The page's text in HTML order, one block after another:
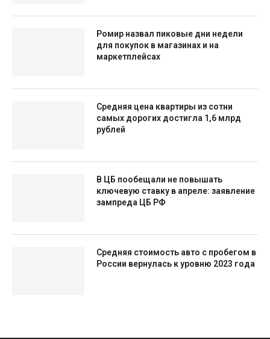
Ромир назвал пиковые дни недели
для покупок в магазинах и на
маркетплейсах
Средняя цена квартиры из сотни
самых дорогих достигла 1,6 млрд
рублей
В ЦБ пообещали не повышать
ключевую ставку в апреле: заявление
зампреда ЦБ РФ
Средняя стоимость авто с пробегом в
России вернулась к уровню 2023 года